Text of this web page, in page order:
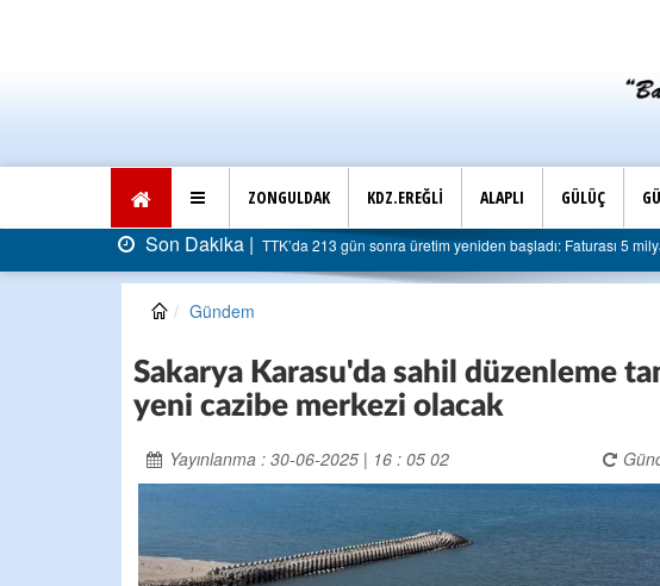
ZONGULDAK KDZ.EREĞLİ ALAPLI GÜLÜÇ
milyar liraya dayandı Son Dakika |AK Parti Ereğli İlçe Başkanlığı’ndan belediyeye
Gündem
Sakarya Karasu'da sahil düzenleme
yeni cazibe merkezi olacak
Yayınlanma : 30-06-2025 | 16 : 05 02